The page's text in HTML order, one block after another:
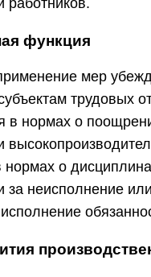
работников.
функция
мер
трудовых
в нормах о
нормах о
за неисполнение или